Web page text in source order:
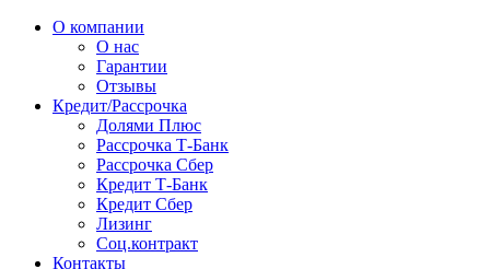
О компании
О нас
Гарантии
Отзывы
Кредит/Рассрочка
Долями Плюс
Рассрочка Т-Банк
Рассрочка Сбер
Кредит Т-Банк
Кредит Сбер
Лизинг
Соц.контракт
Контакты